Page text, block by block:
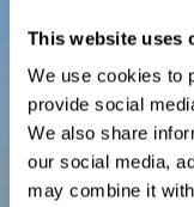
This website uses
We use cookies to
provide social
We also share
our social media,
may combine it